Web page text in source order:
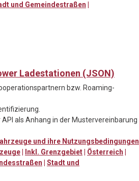
und Gemeindestraßen |
Ladestationen (JSON)
bzw. Roaming-
als Anhang in der Mustervereinbarung
und ihre Nutzungsbedingungen
| Inkl. Grenzgebiet| Österreich |
| Stadt und